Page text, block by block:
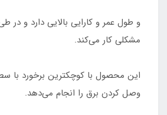
و طول عمر و کارایی بالایی دارد و
مشکلی کار می‌کند.
این محصول با کوچکترین برخورد با
وصل کردن برق را انجام می‌دهد.